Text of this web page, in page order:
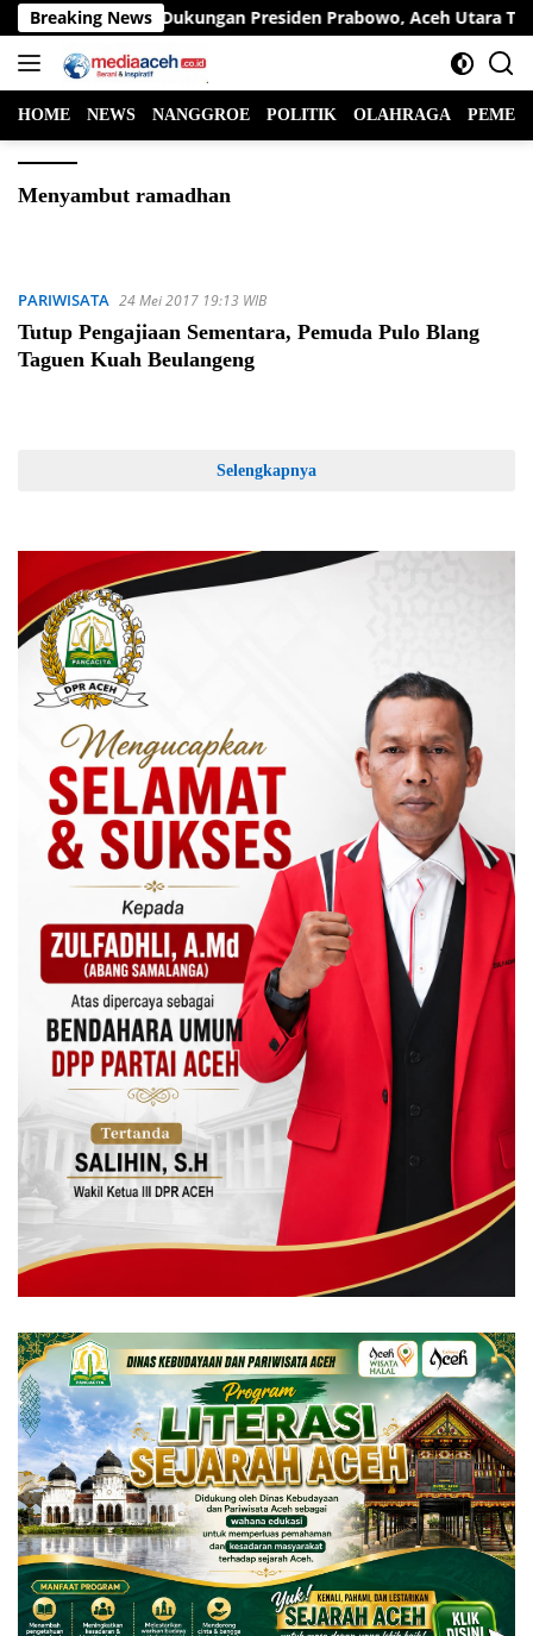
Langsung
ke
konten
Breaking News
Apresiasi Dukungan Presiden Prabowo, Aceh Utara Terima
HOME NEWS NANGGROE POLITIK OLAHRAGA
Menyambut ramadhan
PARIWISATA 24 Mei 2017 19:13 WIB
Tutup Pengajiaan Sementara, Pemuda Pulo Blang
Taguen Kuah Beulangeng
Selengkapnya